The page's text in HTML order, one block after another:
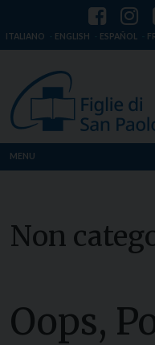
ITALIANO ENGLISH ESPAÑOL
MENU
Dove siamo
Risorse
Non
Oops,